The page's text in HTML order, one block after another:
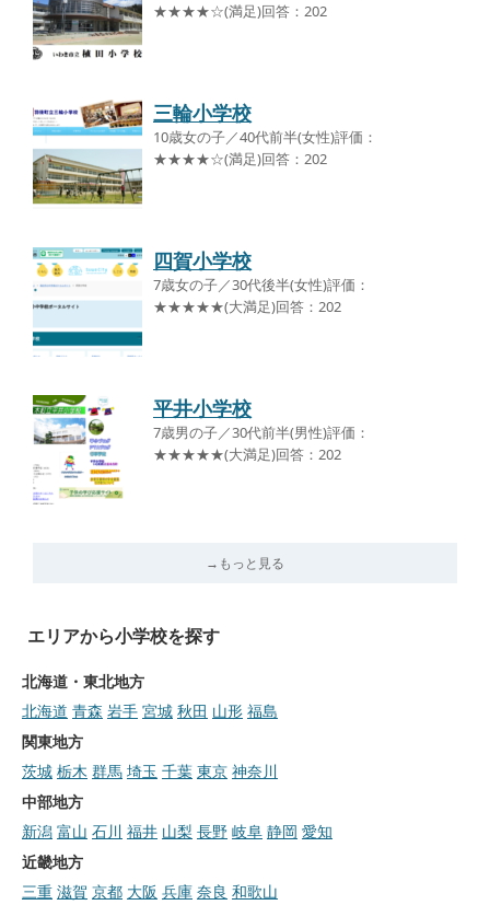
★★★★☆(満足)回答：202
三輪小学校
10歳女の子／40代前半(女性)評価：
★★★★☆(満足)回答：202
四賀小学校
7歳女の子／30代後半(女性)評価：
★★★★★(大満足)回答：202
平井小学校
7歳男の子／30代前半(男性)評価：
★★★★★(大満足)回答：202
→もっと見る
エリアから小学校を探す
北海道・東北地方
北海道 青森 岩手 宮城 秋田 山形 福島
関東地方
茨城 栃木 群馬 埼玉 千葉 東京 神奈川
中部地方
新潟 富山 石川 福井 山梨 長野 岐阜 静岡 愛知
近畿地方
三重 滋賀 京都 大阪 兵庫 奈良 和歌山